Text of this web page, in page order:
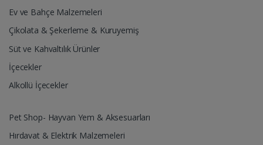
Ev ve Bahçe Malzemeleri
Çikolata & Şekerleme & Kuruyemiş
Süt ve Kahvaltılık Ürünler
İçecekler
Alkollü İçecekler
Pet Shop- Hayvan Yem & Aksesuarları
Hırdavat & Elektrik Malzemeleri